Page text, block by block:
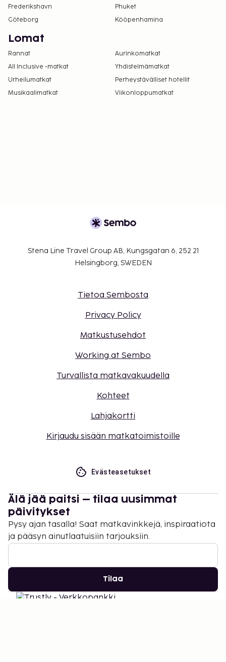
Frederikshavn
Phuket
Göteborg
Kööpenhamina
Lomat
Rannat
Aurinkomatkat
All Inclusive -matkat
Yhdistelmämatkat
Urheilumatkat
Perheystävälliset hotellit
Musikaalimatkat
Viikonloppumatkat
Stena Line Travel Group AB, Kungsgatan 6, 252 21
Helsingborg, SWEDEN
Tietoa Sembosta
Privacy Policy
Matkustusehdot
Working at Sembo
Turvallista matkavakuudella
Kohteet
Lahjakortti
Kirjaudu sisään matkatoimistoille
Evästeasetukset
Älä jää paitsi – tilaa uusimmat
päivitykset
Pysy ajan tasalla! Saat matkavinkkejä, inspiraatiota
ja pääsyn ainutlaatuisiin tarjouksiin.
Tilaa